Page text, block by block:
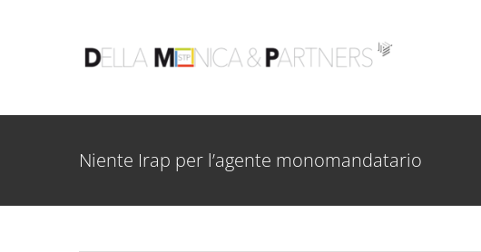
Niente Irap per l’agente monomandatario